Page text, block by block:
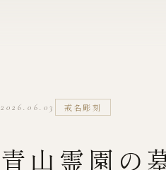
2026.06.03 戒名彫刻
青山霊園の